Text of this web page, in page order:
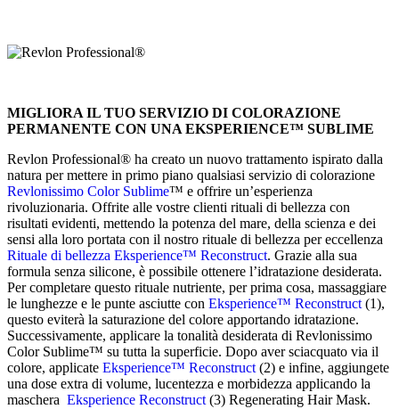
MIGLIORA IL TUO SERVIZIO DI COLORAZIONE
PERMANENTE CON UNA EKSPERIENCE™ SUBLIME
Revlon Professional® ha creato un nuovo trattamento ispirato dalla
natura per mettere in primo piano qualsiasi servizio di colorazione
Revlonissimo Color Sublime™ e offrire un’esperienza
rivoluzionaria. Offrite alle vostre clienti rituali di bellezza con
risultati evidenti, mettendo la potenza del mare, della scienza e dei
sensi alla loro portata con il nostro rituale di bellezza per eccellenza
Rituale di bellezza Eksperience™ Reconstruct. Grazie alla sua
formula senza silicone, è possibile ottenere l’idratazione desiderata.
Per completare questo rituale nutriente, per prima cosa, massaggiare
le lunghezze e le punte asciutte con Eksperience™ Reconstruct (1),
questo eviterà la saturazione del colore apportando idratazione.
Successivamente, applicare la tonalità desiderata di Revlonissimo
Color Sublime™ su tutta la superficie. Dopo aver sciacquato via il
colore, applicate Eksperience™ Reconstruct (2) e infine, aggiungete
una dose extra di volume, lucentezza e morbidezza applicando la
maschera Eksperience Reconstruct (3) Regenerating Hair Mask.